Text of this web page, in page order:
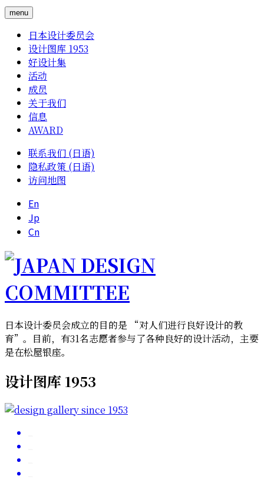
menu
日本设计委员会
设计图库 1953
好设计集
活动
成员
关于我们
信息
AWARD
联系我们 (日语)
隐私政策 (日语)
访问地图
En
Jp
Cn
日本设计委员会成立的目的是 “对人们进行良好设计的教
育”。目前，有31名志愿者参与了各种良好的设计活动，主要
是在松屋银座。
设计图库 1953